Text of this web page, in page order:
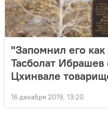
"Запомнил его как
Тасболат
Цхинвале
16 декабря 2019, 13:20